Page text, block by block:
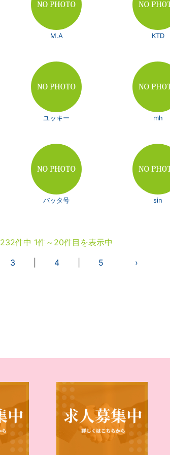
M.A KTD
ユッキー mh
バッタ号 sin
232件中 1件～20件目を表示中
3 4 5 ›